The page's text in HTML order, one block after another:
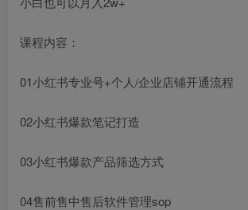
课程内容：
01小红书专业号+个人/企业店铺开通流程
02小红书爆款笔记打造
03小红书爆款产品筛选方式
04售前售中售后软件管理sop